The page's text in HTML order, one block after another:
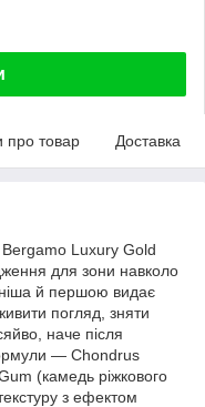
про товар Доставка
Bergamo Luxury Gold
для зони навколо
й першою видає
погляд, зняти
наче після
— Chondrus
(камедь ріжкового
з ефектом